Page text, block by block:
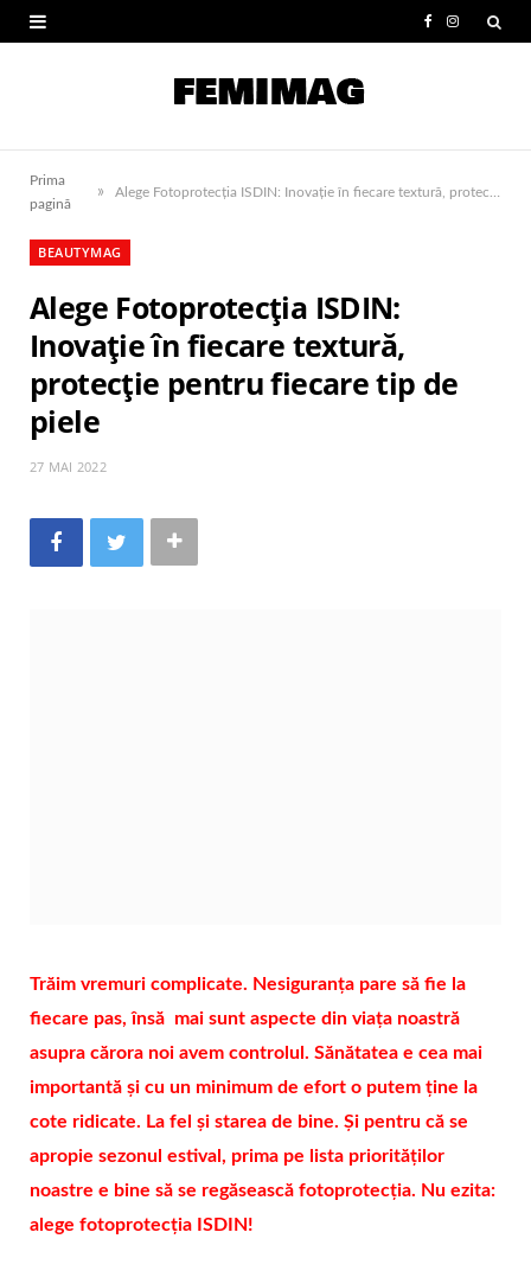
e
b
I
t
a
Prima
pagină
»
BEAUTYMAG
Alege Fotoprotecția ISDIN:
Inovație în fiecare textură,
protecție pentru fiecare tip de
piele
27 MAI 2022
Trăim vremuri complicate. Nesiguranța pare să fie la
fiecare pas, însă mai sunt aspecte din viața noastră
asupra cărora noi avem controlul. Sănătatea e cea mai
importantă și cu un minimum de efort o putem ține la
cote ridicate. La fel și starea de bine. Și pentru că se
apropie sezonul estival, prima pe lista priorităților
noastre e bine să se regăsească fotoprotecția. Nu ezita:
alege fotoprotecția ISDIN!